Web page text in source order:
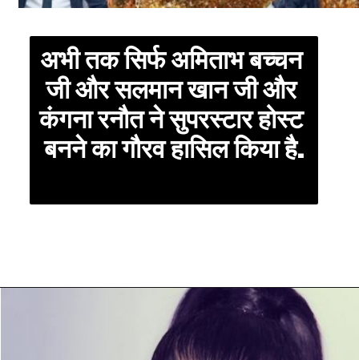
अभी तक सिर्फ अमिताभ बच्चन
जी और सलमान खान जी और
कंगना रनौत ने सुपरस्टार होस्ट
बनने का गौरव हासिल किया है.